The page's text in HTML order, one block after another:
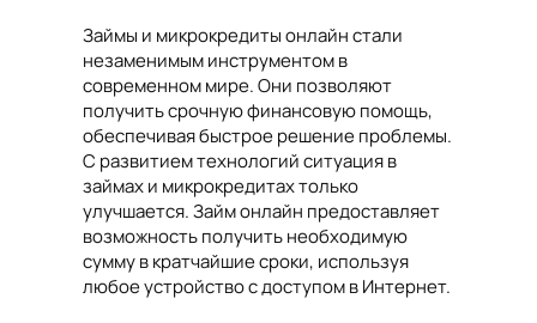
Займы и микрокредиты онлайн стали
незаменимым инструментом в
современном мире. Они позволяют
получить срочную финансовую помощь,
обеспечивая быстрое решение проблемы.
С развитием технологий ситуация в
займах и микрокредитах только
улучшается. Займ онлайн предоставляет
возможность получить необходимую
сумму в кратчайшие сроки, используя
любое устройство с доступом в Интернет.